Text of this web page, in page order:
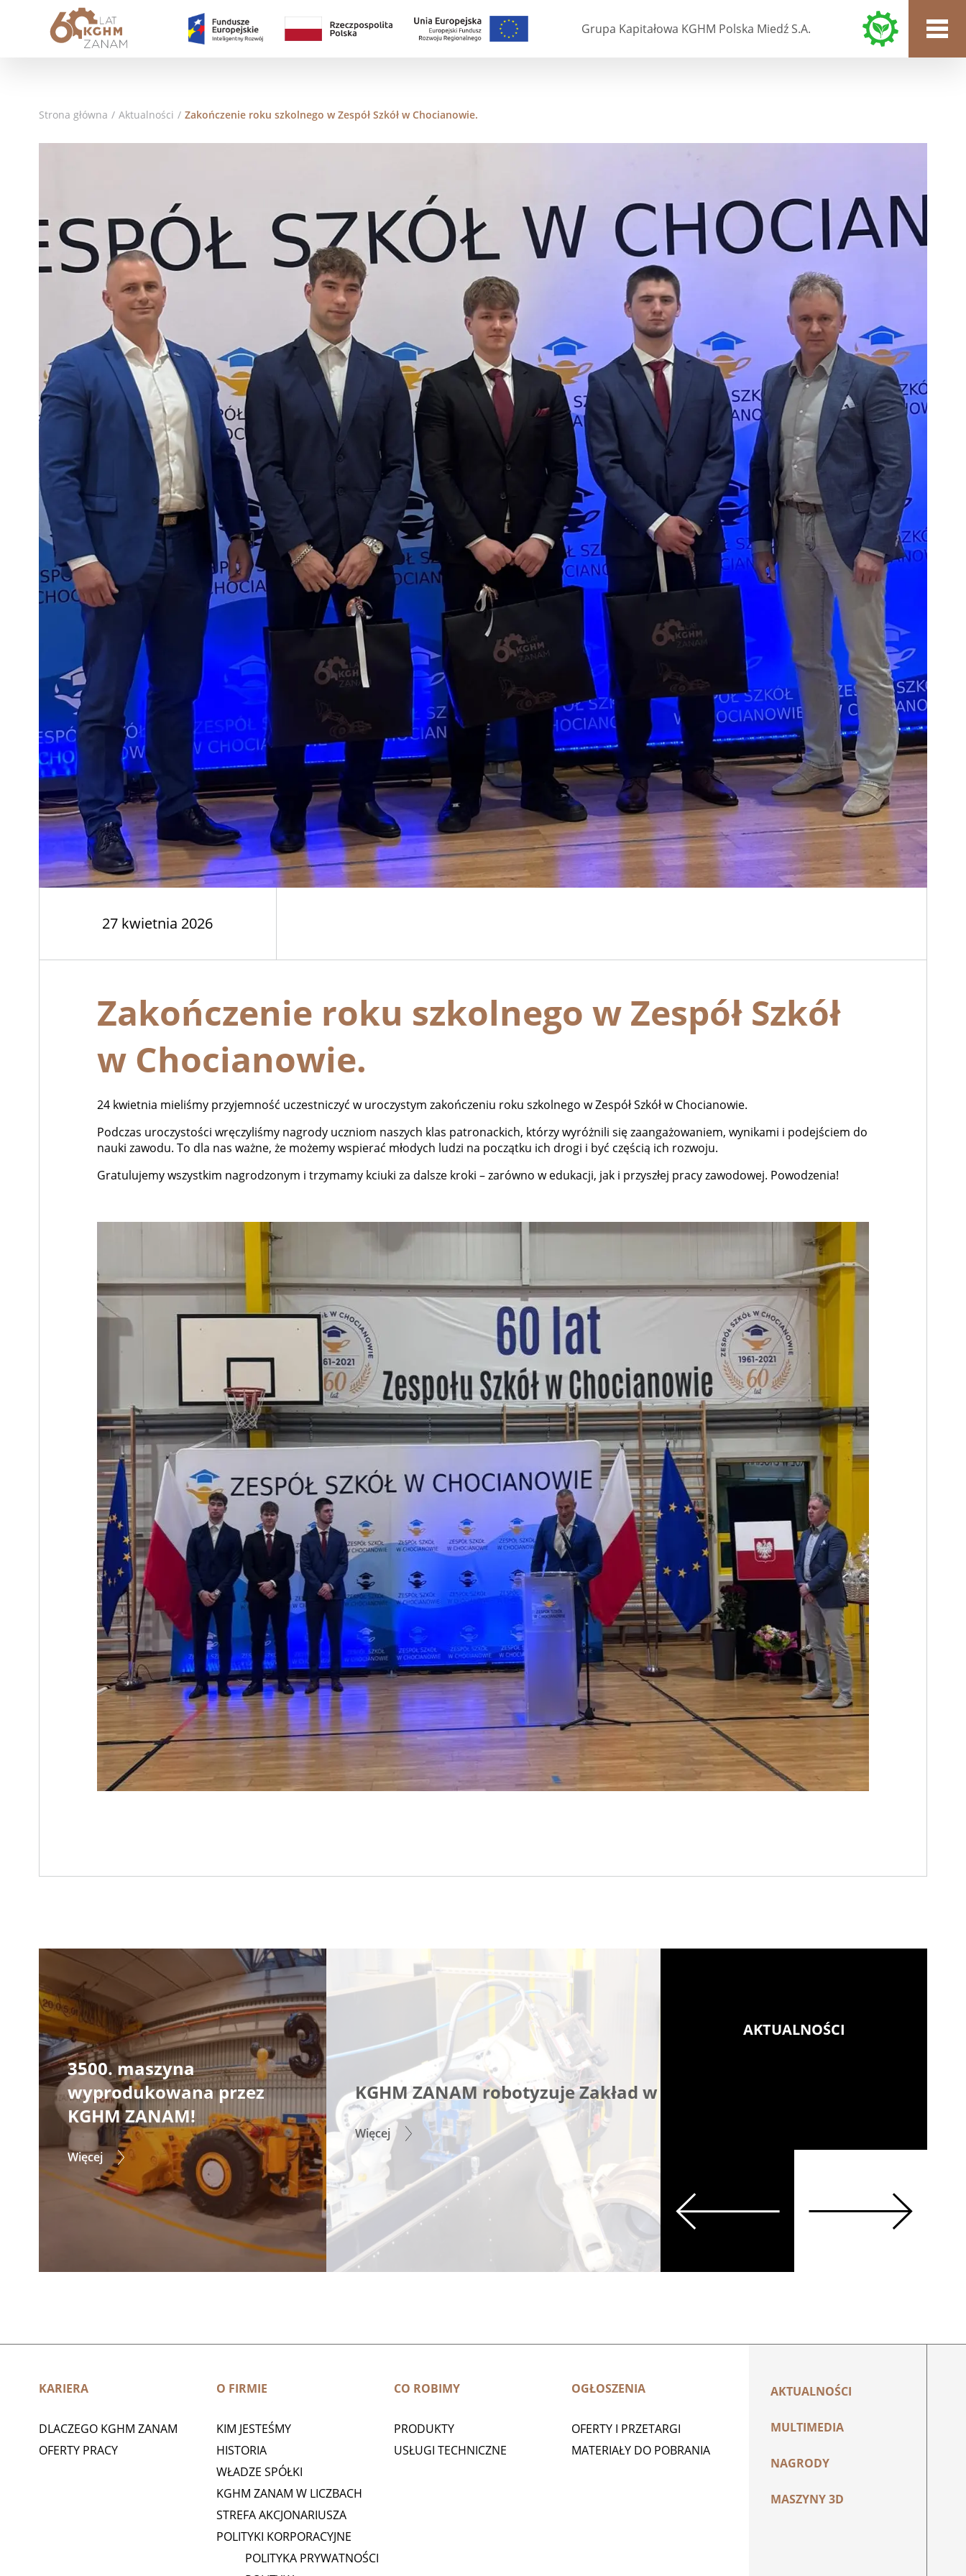
Grupa Kapitałowa KGHM Polska Miedź S.A.
Strona główna / Aktualności / Zakończenie roku szkolnego w Zespół Szkół w Chocianowie.
27 kwietnia 2026
Zakończenie roku szkolnego w Zespół Szkół
w Chocianowie.
24 kwietnia mieliśmy przyjemność uczestniczyć w uroczystym zakończeniu roku szkolnego w Zespół Szkół w Chocianowie.
Podczas uroczystości wręczyliśmy nagrody uczniom naszych klas patronackich, którzy wyróżnili się zaangażowaniem, wynikami i podejściem do
nauki zawodu. To dla nas ważne, że możemy wspierać młodych ludzi na początku ich drogi i być częścią ich rozwoju.
Gratulujemy wszystkim nagrodzonym i trzymamy kciuki za dalsze kroki – zarówno w edukacji, jak i przyszłej pracy zawodowej. Powodzenia!
3500. maszyna
wyprodukowana przez
KGHM ZANAM!
Więcej
KGHM ZANAM robotyzuje Zakład w Legnicy
Więcej
AKTUALNOŚCI
Previous Next
KARIERA
DLACZEGO KGHM ZANAM
OFERTY PRACY
O FIRMIE
KIM JESTEŚMY
HISTORIA
WŁADZE SPÓŁKI
KGHM ZANAM W LICZBACH
STREFA AKCJONARIUSZA
POLITYKI KORPORACYJNE
POLITYKA PRYWATNOŚCI
CO ROBIMY
PRODUKTY
USŁUGI TECHNICZNE
OGŁOSZENIA
OFERTY I PRZETARGI
MATERIAŁY DO POBRANIA
AKTUALNOŚCI
MULTIMEDIA
NAGRODY
MASZYNY 3D